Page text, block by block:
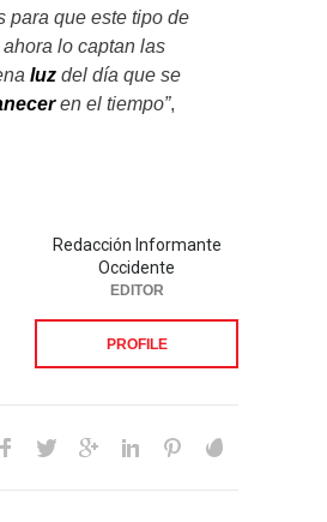
para que este tipo de
lo captan las
luz del día que se
en el tiempo”,
Redacción Informante
Occidente
EDITOR
PROFILE